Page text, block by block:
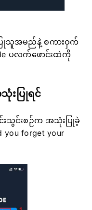
ြုသူအမည်နဲ့ စကားဝှက်
ပလက်ဖောင်းထဲကို
းပြုရင်
င်းသွင်းစဉ်က အသုံးပြုခဲ့
forget your